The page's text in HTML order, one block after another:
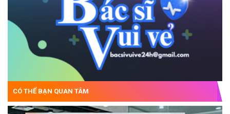
CÓ THỂ BẠN QUAN TÂM